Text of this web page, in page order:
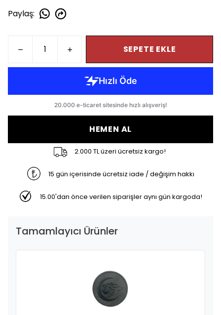
Paylaş:
SEPETE EKLE
HEMEN AL
2.000 TL üzeri ücretsiz kargo!
15 gün içerisinde ücretsiz iade / değişim hakkı
15.00'dan önce verilen siparişler aynı gün kargoda!
Tamamlayıcı Ürünler